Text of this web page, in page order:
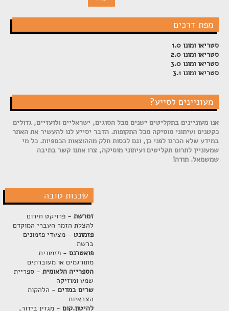
מפת דרכים
סטריאו ומונו 1.0
סטריאו ומונו 2.0
סטריאו ומונו 3.0
סטריאו ומונו 3.1
מעוניינים לסייע?
אנו מעוניינים בתקליטים ישנים מכל הסוגים, ישראליים ולועזיים, גדולים
כקטנים ועיתוני מוסיקה מכל התקופות. הדבר יסייע לנו להעשיר את האתר
במידע שלא הכרנו לפני כן, וגם לכסות חלק מההוצאות הכספיות. כל מי
שמעוניין לתרום תקליטים ועיתוני מוסיקה, צרו אתנו קשר בתיבה
שמשמאל. תודה!
שכנות טובה
זמרשת- פרויקט חירום
להצלת הזמר העברי המוקדם
פזמונט - מצעדי פזמונים
ברשת
פואטרנס- פזמונים
מתורגמים או מעוברתים
הספרייה הלאומית- ספריית
שמע ומוזיקה
שרים במדים- הלהקות
הצבאיות
להיטון.קום- מגזין בידור,